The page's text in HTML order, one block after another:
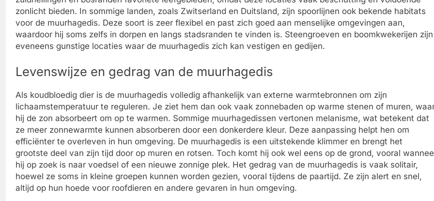
zonlicht bieden. In sommige landen, zoals Zwitserland en Duitsland, zijn spoorlijnen ook bekende habitats
voor de muurhagedis. Deze soort is zeer flexibel en past zich goed aan menselijke omgevingen aan,
waardoor hij soms zelfs in dorpen en langs stadsranden te vinden is. Steengroeven en boomkwekerijen zijn
eveneens gunstige locaties waar de muurhagedis zich kan vestigen en gedijen.
Levenswijze en gedrag van de muurhagedis
Als koudbloedig dier is de muurhagedis volledig afhankelijk van externe warmtebronnen om zijn
lichaamstemperatuur te reguleren. Je ziet hem dan ook vaak zonnebaden op warme stenen of muren,
hij de zon absorbeert om op te warmen. Sommige muurhagedissen vertonen melanisme, wat betekent dat
ze meer zonnewarmte kunnen absorberen door een donkerdere kleur. Deze aanpassing helpt hen om
efficiënter te overleven in hun omgeving. De muurhagedis is een uitstekende klimmer en brengt het
grootste deel van zijn tijd door op muren en rotsen. Toch komt hij ook wel eens op de grond, vooral
hij op zoek is naar voedsel of een nieuwe zonnige plek. Het gedrag van de muurhagedis is vaak solitair,
hoewel ze soms in kleine groepen kunnen worden gezien, vooral tijdens de paartijd. Ze zijn alert en snel,
altijd op hun hoede voor roofdieren en andere gevaren in hun omgeving.